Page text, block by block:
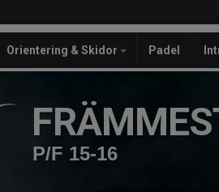
Orientering & Skidor Padel
P/F 15-16